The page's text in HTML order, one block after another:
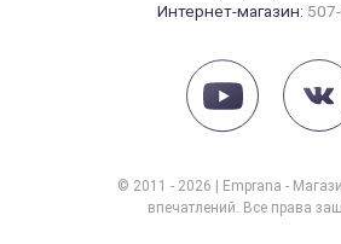
Рождение ребенка
Фотосессия
Интернет-магазин:
© 2011 - 2026 | Emprana -
впечатлений. Все права